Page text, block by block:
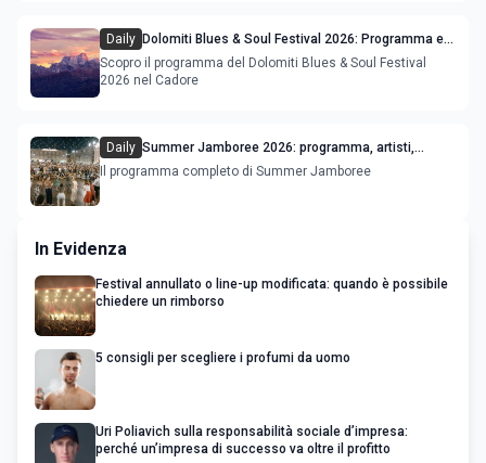
Daily Dolomiti Blues & Soul Festival 2026: Programma e
Location nel Cadore
Scopro il programma del Dolomiti Blues & Soul Festival
2026 nel Cadore
Daily Summer Jamboree 2026: programma, artisti,
concerti e appuntamenti a Senigallia
Il programma completo di Summer Jamboree
In Evidenza
Festival annullato o line-up modificata: quando è possibile
chiedere un rimborso
5 consigli per scegliere i profumi da uomo
Uri Poliavich sulla responsabilità sociale d’impresa:
perché un’impresa di successo va oltre il profitto